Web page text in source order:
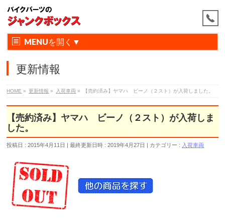
MENU
更新情報
HOME » 更新情報 » 入荷車両 » 【売約済み】ヤマハ ビーノ（２スト）が入荷しました。
【売約済み】ヤマハ ビーノ（２スト）が入荷しま
した。
投稿日 : 2015年4月11日 最終更新日時 : 2019年4月27日 カテゴリー : 入荷車両